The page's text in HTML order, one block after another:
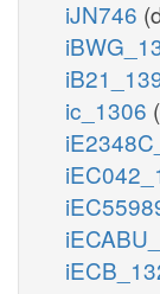
iJN746
ic_1306